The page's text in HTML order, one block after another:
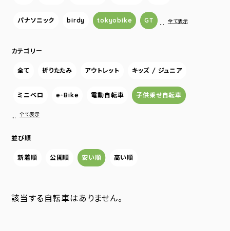
パナソニック birdy tokyobike GT … 全て表示
カテゴリー
全て 折りたたみ アウトレット キッズ / ジュニア
ミニベロ e-Bike 電動自転車 子供乗せ自転車
… 全て表示
並び順
新着順 公開順 安い順 高い順
該当する自転車はありません。